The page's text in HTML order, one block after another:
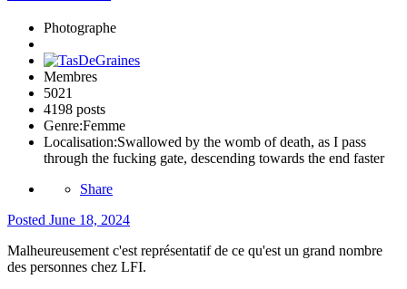
Photographe
Membres
5021
4198 posts
Genre:Femme
Localisation:Swallowed by the womb of death, as I pass
through the fucking gate, descending towards the end faster
Share
Posted June 18, 2024
Malheureusement c'est représentatif de ce qu'est un grand nombre
des personnes chez LFI.